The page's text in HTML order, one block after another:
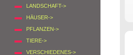
LANDSCHAFT->
HÄUSER->
PFLANZEN->
TIERE->
VERSCHIEDENES->